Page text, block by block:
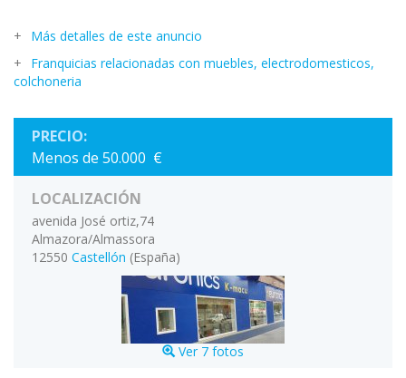
Más detalles de este anuncio
Franquicias relacionadas con muebles, electrodomesticos,
colchoneria
PRECIO:
Menos de 50.000 €
LOCALIZACIÓN
avenida José ortiz,74
Almazora/Almassora
12550 Castellón (España)
Ver 7 fotos